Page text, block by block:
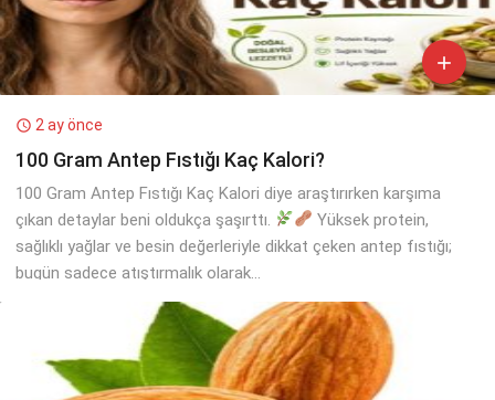

 2 ay önce
100 Gram Antep Fıstığı Kaç Kalori?
100 Gram Antep Fıstığı Kaç Kalori diye araştırırken karşıma
çıkan detaylar beni oldukça şaşırttı.
Yüksek protein,
sağlıklı yağlar ve besin değerleriyle dikkat çeken antep fıstığı;
bugün sadece atıştırmalık olarak...